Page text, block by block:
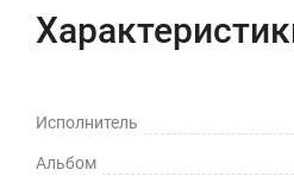
Исполнитель
Альбом